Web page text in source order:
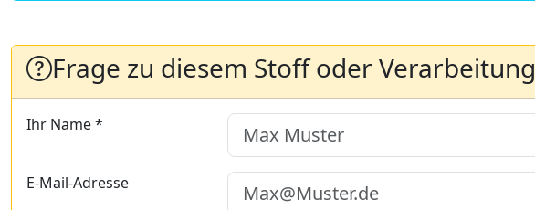
Frage zu diesem Stoff oder Verarbeitung
Ihr Name *
E-Mail-Adresse